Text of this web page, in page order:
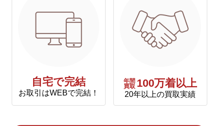
自宅で完結
お取引はWEBで完結！
年間
買取 100万着以上
20年以上の買取実績